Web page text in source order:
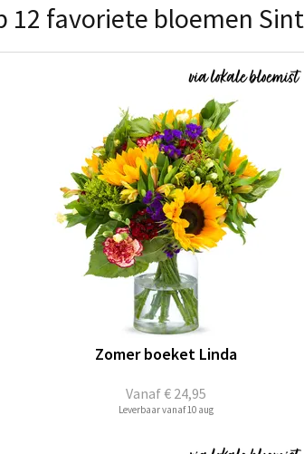
12 favoriete bloemen
Vanaf€ 24,95
Zomer boeket Linda
Leverbaar vanaf 10 aug